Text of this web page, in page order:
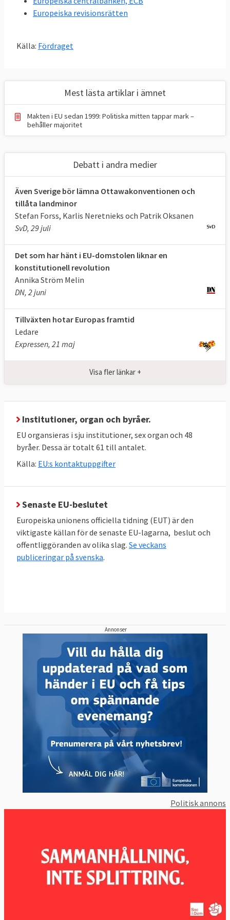
Robert Schuman föreslog en europeisk kol-
och stålproduktion.
ländernas ekonomi efter andra världskriget
och säkra en varaktig fred. EU har hetat EU
sedan 1 november 1993.
EU har sju institutioner:
Europeiska rådetdär medlemsländernas
stats- eller regeringschefer träffas på EU-
toppmöten för att peka ut den politiska
färdriktningen för unionen, dock lagstiftar
de inte.
Europaparlamentet
parlamentet, lagstiftar tillsammans
medEuropeiska unionens rådsom
kallas ministerrådet eller enbart rådet och
samlar EU-ländernas olika ministrar.
Europeiska kommissionen, även kallad EU-
kommissionen, eller bara kommissionen är
EU:s verkställande organ. Den har
övervakar så att EU:s fördrag följs och att
bland annat förhandlingarna kring
handelsavtal.
Europeiska unionens domstol,
EU-domstolen är den institution som
ytterst avgör hur EU:s lagar och fördrag ska
tolkas, ska inte förväxlas med
Europeiska centralbanken, förkortat ECB,
ger ut och håller koll på euron samt
övervakar de största bankerna i eurozonen.
uppgifter som medlemsländerna och
Europaparlamentet beslutat om.
Europeiska revisionsrätten
Källa: Fördraget
Mest lästa artiklar i ämnet
Makten i EU sedan 1999: Politiska mitten tappar mark –
behåller majoritet
Debatt i andra medier
Även Sverige bör lämna Ottawakonventionen och
tillåta landminor
Stefan Forss, Karlis Neretnieks och Patrik Oksanen
SvD, 29 juli
Det som har hänt i EU-domstolen liknar en
konstitutionell revolution
Annika Ström Melin
DN, 2 juni
Tillväxten hotar Europas framtid
Ledare
Expressen, 21 maj
Visa fler länkar +
Institutioner, organ och byråer.
EU organsieras i sju institutioner, sex organ och 48
byråer. Dessa är totalt 61 till antalet.
Källa: EU:s kontaktuppgifter
Senaste EU-beslutet
Europeiska unionens officiella tidning (EUT) är den
viktigaste källan för de senaste EU-lagarna, beslut och
offentliggöranden av olika slag. Se veckans
publiceringar på svenska.
Annonser
Politisk annons